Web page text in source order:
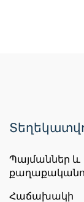
Հակոբ
Արարատի մարզ,
Պայմաններ և
Հաճախակի